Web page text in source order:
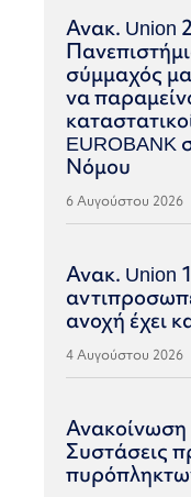
Ανακ. Union
σύμμαχός
να
EUROBANK
Νόμου
6 Αυγούστου 2026
Ανακ. Union
ανοχή έχει
4 Αυγούστου 2026
Συστάσεις